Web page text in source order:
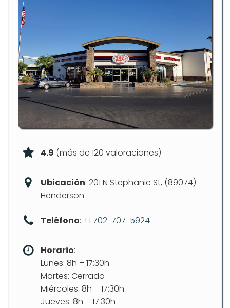
4.9 (más de 120 valoraciones)
Ubicación: 201 N Stephanie St, (89074)
Henderson
Teléfono: +1 702-707-5924
Horario:
Lunes: 8h – 17:30h
Martes: Cerrado
Miércoles: 8h – 17:30h
Jueves: 8h – 17:30h